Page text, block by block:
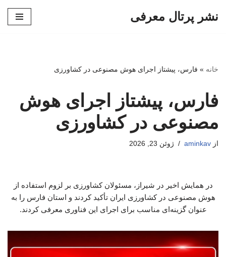
نشر پرتال معرفی
خانه » فارس، پیشتاز اجرای هوش مصنوعی در کشاورزی
فارس، پیشتاز اجرای هوش
مصنوعی در کشاورزی
از aminkav ژوئن 23, 2026
در همایش اخیر در شیراز، مسئولان کشاورزی بر لزوم استفاده از
هوش مصنوعی در کشاورزی ایران تأکید کردند و استان فارس را به
عنوان گزینه‌ای مناسب برای اجرای این فناوری معرفی کردند.